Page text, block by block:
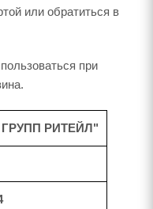
или обратиться в
при
РИТЕЙЛ"